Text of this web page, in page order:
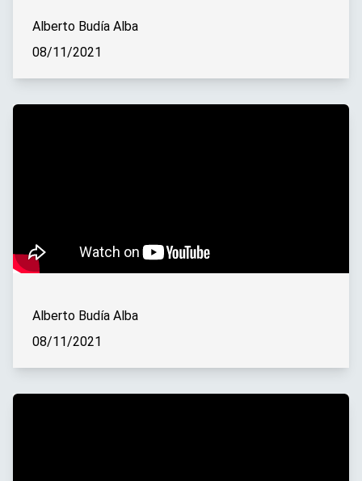
Alberto Budía Alba
08/11/2021
Alberto Budía Alba
08/11/2021